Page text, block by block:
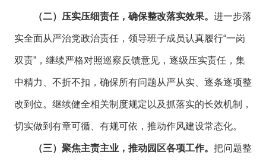
（二）压实压细责任，确保整改落实效果。 进一步落
实全面从严治党政治责任，领导班子成员认真履行“一岗
双责”，继续严格对照巡察反馈意见，逐级压实责任，集
中精力、不折不扣，确保所有问题从严从实、逐条逐项整
改到位。继续健全相关制度规定以及抓落实的长效机制，
切实做到有章可循、有规可依，推动作风建设常态化。
（三）聚焦主责主业，推动园区各项工作。 把问题整